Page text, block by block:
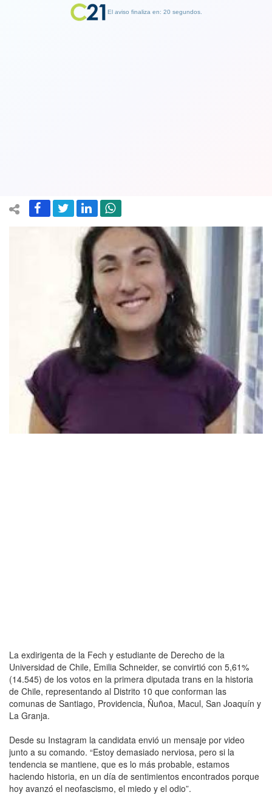
La exdirigenta de la Fech y estudiante de Derecho de la
Universidad de Chile, Emilia Schneider, se convirtió con 5,61%
(14.545) de los votos en la primera diputada trans en la historia
de Chile, representando al Distrito 10 que conforman las
comunas de Santiago, Providencia, Ñuñoa, Macul, San Joaquín y
La Granja.
Desde su Instagram la candidata envió un mensaje por video
junto a su comando. “Estoy demasiado nerviosa, pero si la
tendencia se mantiene, que es lo más probable, estamos
haciendo historia, en un día de sentimientos encontrados porque
hoy avanzó el neofascismo, el miedo y el odio”.
El aviso finaliza en: 19 segundos.